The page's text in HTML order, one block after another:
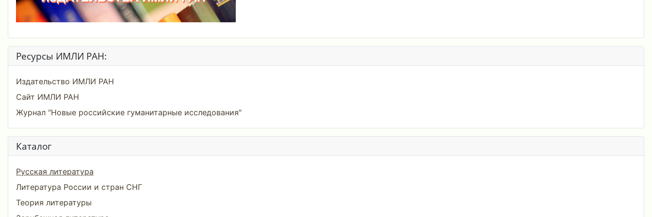
Ресурсы ИМЛИ РАН:
Издательство ИМЛИ РАН
Сайт ИМЛИ РАН
Журнал "Новые российские гуманитарные исследования"
Каталог
Русская литература
Литература России и стран СНГ
Теория литературы